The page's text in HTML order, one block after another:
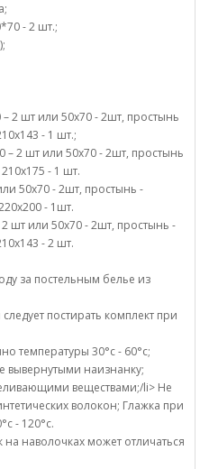
- 2 шт.;
2 шт или 50х70 - 2шт, простынь
- 1 шт.;
– 2 шт или 50х70 - 2шт, простынь
- 1 шт.
50х70 - 2шт, простынь -
- 1шт.
шт или 50х70 - 2шт, простынь -
- 2 шт.
за постельным белье из
постирать комплект при
температуры 30°c - 60°c;
вывернутыми наизнанку;
веществами;/li> Не
волокон; Глажка при
- 120°c.
наволочках может отличаться